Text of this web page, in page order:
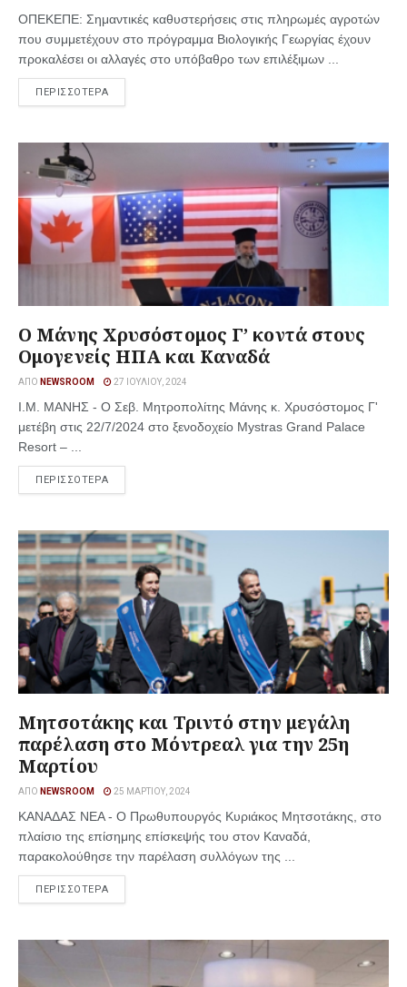
ΟΠΕΚΕΠΕ: Σημαντικές καθυστερήσεις στις πληρωμές αγροτών
που συμμετέχουν στο πρόγραμμα Βιολογικής Γεωργίας έχουν
προκαλέσει οι αλλαγές στο υπόβαθρο των επιλέξιμων ...
ΠΕΡΙΣΣΟΤΕΡΑ
Ο Μάνης Χρυσόστομος Γ’ κοντά στους
Ομογενείς ΗΠΑ και Καναδά
ΑΠΌ NEWSROOM 27 ΙΟΥΛΊΟΥ, 2024
Ι.Μ. ΜΑΝΗΣ - Ο Σεβ. Μητροπολίτης Μάνης κ. Χρυσόστομος Γ'
μετέβη στις 22/7/2024 στο ξενοδοχείο Mystras Grand Palace
Resort – ...
ΠΕΡΙΣΣΟΤΕΡΑ
Μητσοτάκης και Τριντό στην μεγάλη
παρέλαση στο Μόντρεαλ για την 25η
Μαρτίου
ΑΠΌ NEWSROOM 25 ΜΑΡΤΊΟΥ, 2024
ΚΑΝΑΔΑΣ ΝΕΑ - Ο Πρωθυπουργός Κυριάκος Μητσοτάκης, στο
πλαίσιο της επίσημης επίσκεψής του στον Καναδά,
παρακολούθησε την παρέλαση συλλόγων της ...
ΠΕΡΙΣΣΟΤΕΡΑ